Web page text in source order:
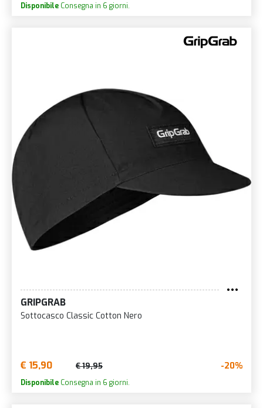
Disponibile Consegna in 6 giorni.
GRIPGRAB
Sottocasco Classic Cotton Nero
€ 15,90 € 19,95 -20%
Disponibile Consegna in 6 giorni.